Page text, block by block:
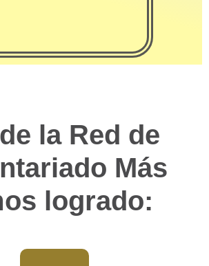
la Red de
Más
logrado: